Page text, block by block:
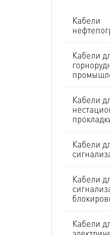
Кабели
Кабели
Кабели
Кабели
Кабели
Кабели